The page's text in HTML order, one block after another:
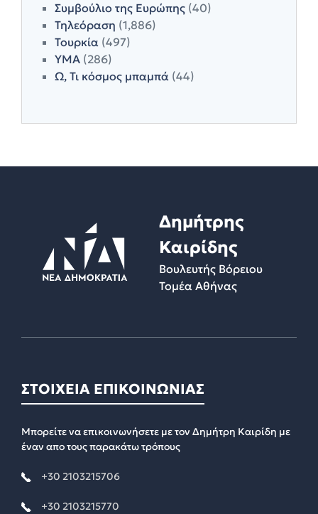
Συμβούλιο της Ευρώπης (40)
Τηλεόραση (1,886)
Τουρκία (497)
ΥΜΑ (286)
Ω, Τι κόσμος μπαμπά (44)
Δημήτρης
Καιρίδης
Βουλευτής Βόρειου
Τομέα Αθήνας
ΣΤΟΙΧΕΙΑ ΕΠΙΚΟΙΝΩΝΙΑΣ
Μπορείτε να επικοινωνήσετε με τον Δημήτρη Καιρίδη με
έναν απο τους παρακάτω τρόπους
+30 2103215706
+30 2103215770